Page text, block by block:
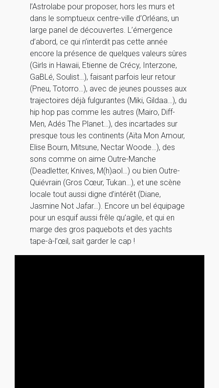
l’Astrolabe pour proposer, hors les murs et
dans le somptueux centre-ville d’Orléans, un
large panel de découvertes. L’émergence
d’abord, ce qui n’interdit pas cette année
encore la présence de quelques valeurs sûres
(Girls in Hawaii, Etienne de Crécy, Interzone,
GaBLé, Soulist…), faisant parfois leur retour
(Pneu, Totorro…), avec de jeunes pousses aux
trajectoires déjà fulgurantes (Miki, Gildaa…), du
hip hop pas comme les autres (Mairo, Diff-
Men, Adés The Planet…), des incartades sur
presque tous les continents (Aïta Mon Amour,
Elise Bourn, Mitsune, Nectar Woode…), des
sons comme on aime Outre-Manche
(Deadletter, Knives, M(h)aol…) ou bien Outre-
Quiévrain (Gros Cœur, Tukan…), et une scène
locale tout aussi digne d’intérêt (Diane,
Jasmine Not Jafar…). Encore un bel équipage
pour un esquif aussi frêle qu’agile, et qui en
marge des gros paquebots et des yachts
tape-à-l’œil, sait garder le cap !